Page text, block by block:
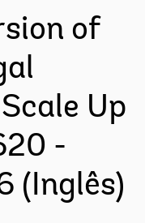
of
Up
-
(Inglês)